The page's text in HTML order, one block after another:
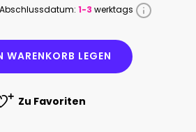
1-3 werktags
WARENKORB LEGEN
Zu Favoriten